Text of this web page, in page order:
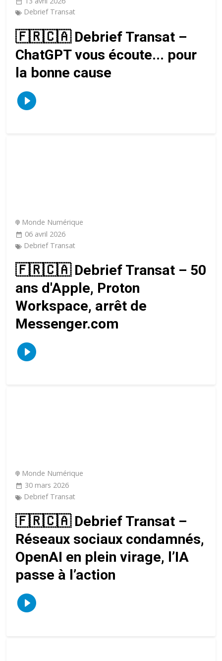
Debrief Transat
🇫🇷🇨🇦 Debrief Transat –
ChatGPT vous écoute... pour
la bonne cause
Monde Numérique
06 avril 2026
Debrief Transat
🇫🇷🇨🇦 Debrief Transat – 50
ans d'Apple, Proton
Workspace, arrêt de
Messenger.com
Monde Numérique
30 mars 2026
Debrief Transat
🇫🇷🇨🇦 Debrief Transat –
Réseaux sociaux condamnés,
OpenAI en plein virage, l’IA
passe à l’action